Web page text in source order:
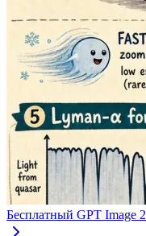
Бесплатный GPT Image 2